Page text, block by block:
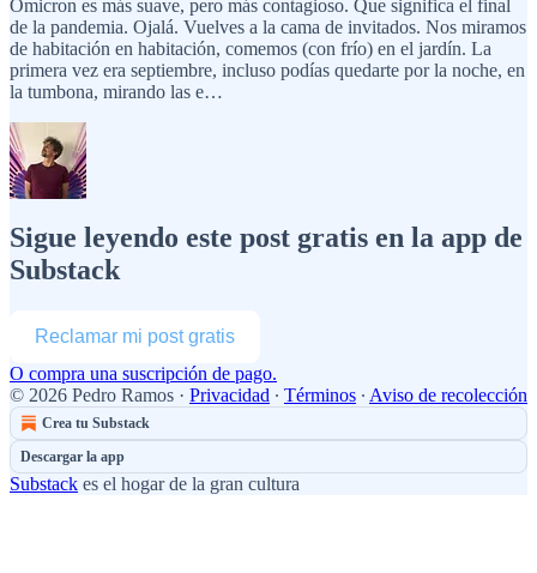
Omicron es más suave, pero más contagioso. Que significa el final
de la pandemia. Ojalá. Vuelves a la cama de invitados. Nos miramos
de habitación en habitación, comemos (con frío) en el jardín. La
primera vez era septiembre, incluso podías quedarte por la noche, en
la tumbona, mirando las e…
Sigue leyendo este post gratis en la app de
Substack
Reclamar mi post gratis
O compra una suscripción de pago.
© 2026 Pedro Ramos · Privacidad ∙ Términos ∙ Aviso de recolección
Crea tu Substack
Descargar la app
Substack es el hogar de la gran cultura